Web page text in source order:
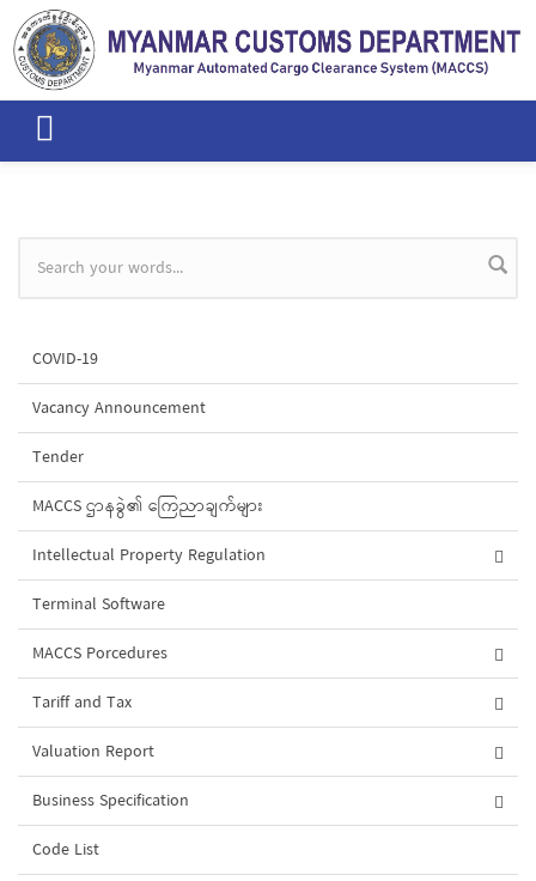
Skip to main content
Search form
COVID-19
Vacancy Announcement
Tender
MACCS ဌာနခွဲ၏ ကြေညာချက်များ
Intellectual Property Regulation
Terminal Software
MACCS Porcedures
Tariff and Tax
Valuation Report
Business Specification
Code List